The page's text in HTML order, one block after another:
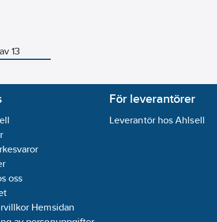
13
oss
Hemsidan
För leverantörer
Leverantör hos Ahlsell